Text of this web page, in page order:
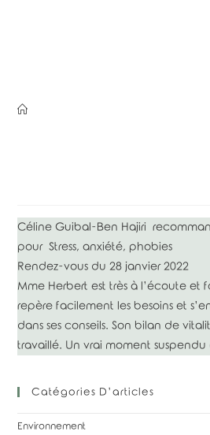
Céline Guibal-Ben Hajiri
pourStress, anxiété, phobies
Rendez-vous du 28 janvier 2022
Mme Herbert est très à l’écoute et
repère facilement les besoins et
dans ses conseils.Son bilan de
travaillé. Un vrai moment
Catégories D’articles
Environnement